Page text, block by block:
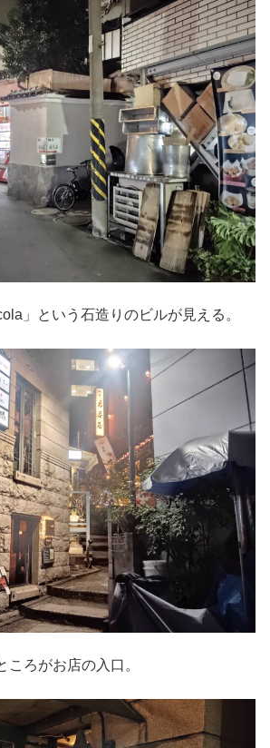
」という石造りのビルが見える。
ころがお店の入口。